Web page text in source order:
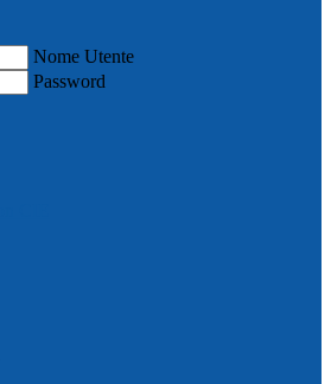
Nome Utente
Password